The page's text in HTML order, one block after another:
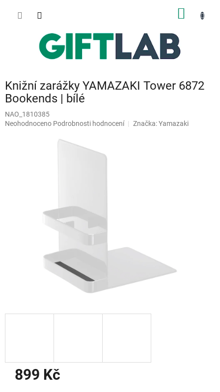
Knižní zarážky YAMAZAKI Tower 6872
Bookends | bílé
NAO_1810385
Průměrné
Neohodnoceno Podrobnosti hodnocení Značka:Yamazaki
899 Kč